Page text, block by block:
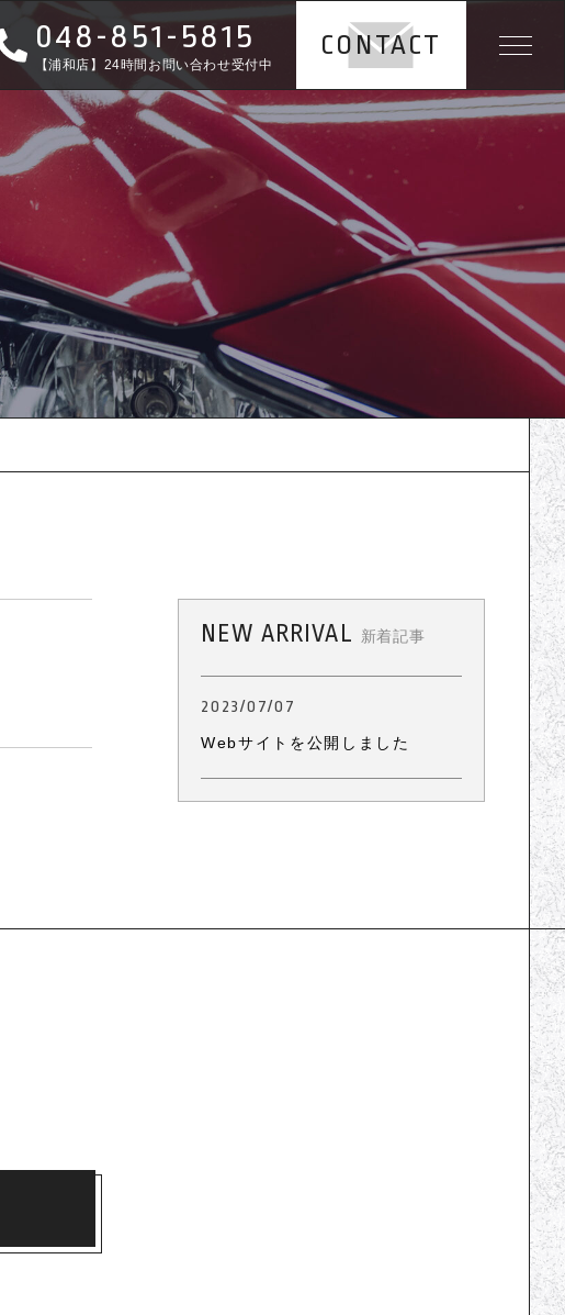
048-851-5815
【浦和店】24時間お問い合わせ受付中
CONTACT
TOP
ABOUT
SERVICE
WORKS
NEWS
CONTENTS
コンテンツ一覧 お問い合わせフォーム
NEW ARRIVAL 新着記事
2023/07/07
Webサイトを公開しました